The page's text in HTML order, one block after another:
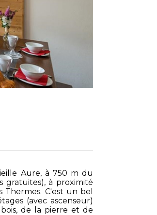
Aure, à 750 m du
à proximité
C'est un bel
(avec ascenseur)
de la pierre et de